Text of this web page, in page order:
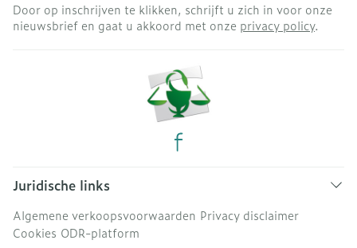
Door op inschrijven te klikken, schrijft u zich in voor onze
nieuwsbrief en gaat u akkoord met onze privacy policy.
Juridische links
Algemene verkoopsvoorwaarden Privacy disclaimer
Cookies ODR-platform